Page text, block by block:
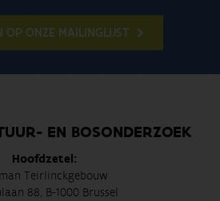
OP ONZE MAILINGLIJST
EN BOSONDERZOEK
Hoofdzetel:
Teirlinckgebouw
88, B-1000 Brussel